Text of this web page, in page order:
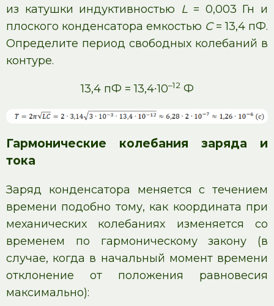
из катушки индуктивностью L= 0,003 Гн и
плоского конденсатора емкостью C= 13,4 пФ.
Определите период свободных колебаний в
контуре.
13,4 пФ = 13,4∙10–12Ф
Гармонические колебания заряда и
тока
Заряд конденсатора меняется с течением
времени подобно тому, как координата при
механических колебаниях изменяется со
временем по гармоническому закону (в
случае, когда в начальный момент времени
отклонение от положения равновесия
максимально):